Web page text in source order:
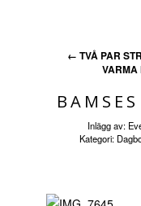
← TVÅ PAR
VARMA
Inlägg av:
Kategori: